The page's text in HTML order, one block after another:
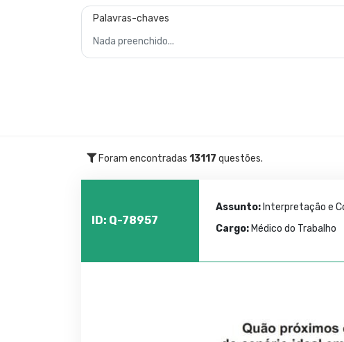
Palavras-chaves
Foram encontradas 13117 questões.
ID: Q-78957
Assunto: Interpretação e
Cargo: Médico do Trabalho